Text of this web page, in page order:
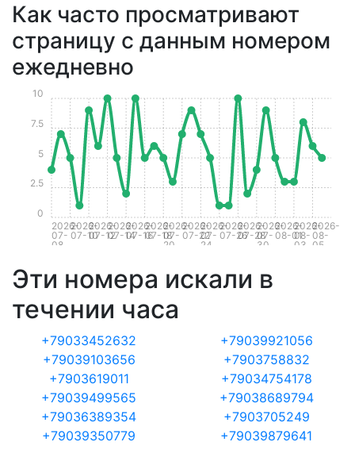
Как часто просматривают
страницу с данным номером
ежедневно
2026-
07-
08
2026-
07-10
2026-
07-12
2026-
07-14
2026-
07-16
2026-
07-18
2026-
07-
20
2026-
07-22
2026-
07-
24
2026-
07-26
2026-
07-28
2026-
07-
30
2026-
08-01
2026-
08-
03
2026-
08-
05
0
2.5
5
7.5
10
Эти номера искали в
течении часа
+79033452632
+79039921056
+79039103656
+7903758832
+7903619011
+79034754178
+79039499565
+79038689794
+79036389354
+7903705249
+79039350779
+79039879641